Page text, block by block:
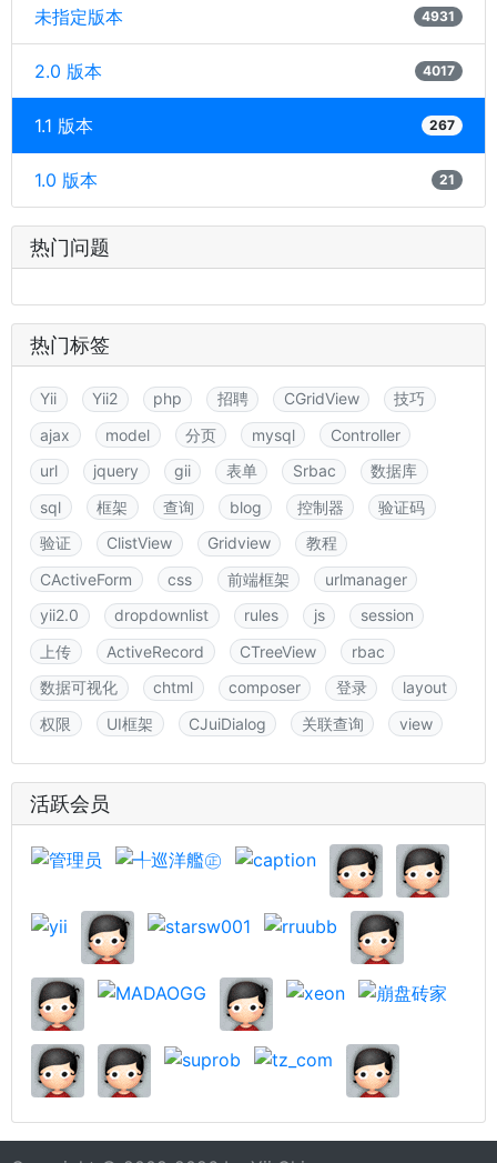
未指定版本 4931
2.0 版本 4017
1.1 版本 267
1.0 版本 21
热门问题
热门标签
Yii Yii2 php 招聘 CGridView
技巧
ajax
model 分页 mysql
Controller
url
jquery gii 表单 Srbac
数据库
sql
框架 查询 blog 控制器
验证码
验证
ClistView Gridview
教程
CActiveForm
css 前端框架
urlmanager
yii2.0
dropdownlist rules js
session
上传
ActiveRecord CTreeView
rbac
数据可视化
chtml composer 登录
layout
权限
UI框架 CJuiDialog 关联查询 view
活跃会员